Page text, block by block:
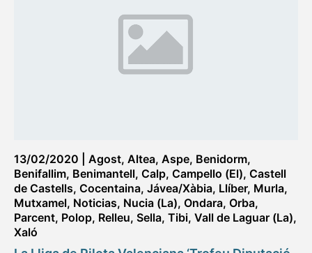
13/02/2020 Agost, Altea, Aspe, Benidorm,
Benifallim, Benimantell, Calp, Campello (El), Castell
de Castells, Cocentaina, Jávea/Xàbia, Llíber, Murla,
Mutxamel, Noticias, Nucia (La), Ondara, Orba,
Parcent, Polop, Relleu, Sella, Tibi, Vall de Laguar (La),
Xaló